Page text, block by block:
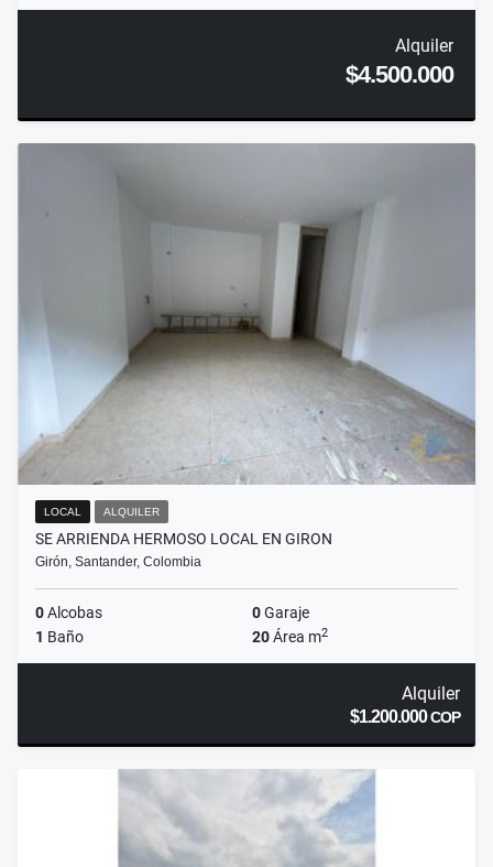
Alquiler
$4.500.000
LOCAL ALQUILER
SE ARRIENDA HERMOSO LOCAL EN GIRON
Girón, Santander, Colombia
0Alcobas 0Garaje
1 Baño 20Área m2
Alquiler
$1.200.000COP